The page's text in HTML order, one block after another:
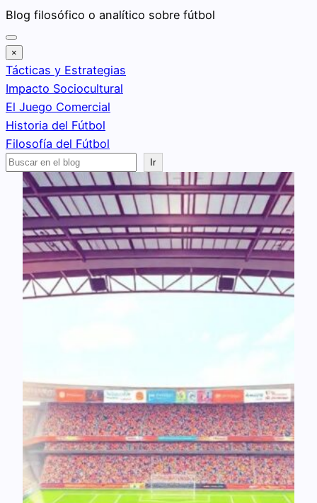
Saltar
al
contenido
Blog filosófico o analítico sobre fútbol
×
Tácticas y Estrategias
Impacto Sociocultural
El Juego Comercial
Historia del Fútbol
Filosofía del Fútbol
Buscar
Ir